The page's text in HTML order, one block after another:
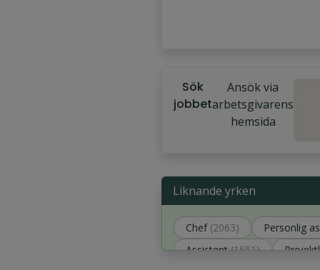
Sök
jobbet
Ansök via
arbetsgivarens
hemsida
Liknande yrken
Chef (2063)
Personlig
Assistent (1551)